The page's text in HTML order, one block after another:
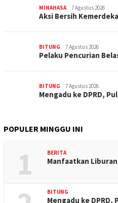
MINAHASA 7 Agustus 2026
Aksi Bersih
BITUNG 7 Agustus 2026
Pelaku Pencurian
BITUNG 7 Agustus 2026
Mengadu ke DPRD,
POPULER MINGGU INI
1 BERITA
Manfaatkan
BITUNG
Mengadu ke DPRD,